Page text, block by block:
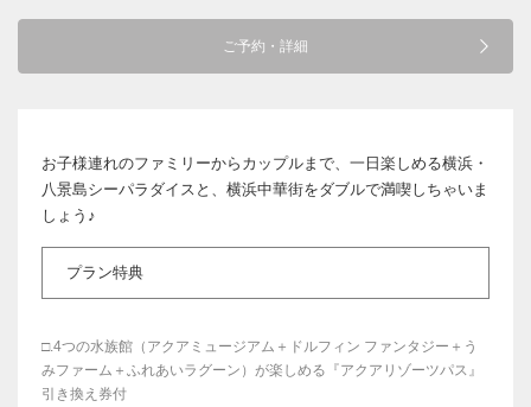
ご予約・詳細
お子様連れのファミリーからカップルまで、一日楽しめる横浜・
八景島シーパラダイスと、横浜中華街をダブルで満喫しちゃいま
しょう♪
プラン特典
□.4つの水族館（アクアミュージアム＋ドルフィン ファンタジー＋う
みファーム＋ふれあいラグーン）が楽しめる『アクアリゾーツパス』
引き換え券付